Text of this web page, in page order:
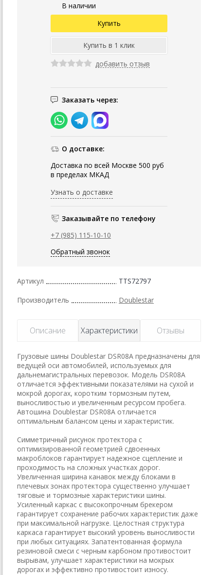
В наличии
добавить отзыв
Заказать через:
О доставке:
Доставка по всей Москве 500 руб
в пределах МКАД
Узнать о доставке
Заказывайте по телефону
+7 (985) 115-10-10
Обратный звонок
Артикул TTS72797
Производитель Doublestar
Описание Характеристики Отзывы
Грузовые шины Doublestar DSR08A предназначены для
ведущей оси автомобилей, используемых для
дальнемагистральных перевозок. Модель DSR08A
отличается эффективными показателями на сухой и
мокрой дорогах, коротким тормозным путем,
выносливостью и увеличенным ресурсом пробега.
Автошина Doublestar DSR08A отличается
оптимальным балансом цены и характеристик.
Симметричный рисунок протектора с
оптимизированной геометрией сдвоенных
макроблоков гарантирует надежное сцепление и
проходимость на сложных участках дорог.
Увеличенная ширина канавок между блоками в
плечевых зонах протектора существенно улучшает
тяговые и тормозные характеристики шины.
Усиленный каркас с высокопрочным брекером
гарантирует сохранение рабочих характеристик даже
при максимальной нагрузке. Целостная структура
каркаса гарантирует высокий уровень выносливости
при любых ситуациях. Запатентованная формула
резиновой смеси с черным карбоном противостоит
вырывам, улучшает характеристики на мокрых
дорогах и эффективно противостоит износу.